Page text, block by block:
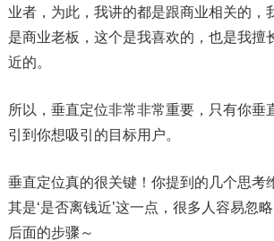
业者，为此，我讲的都是跟商业相关的，
是商业老板，这个是我喜欢的，也是我擅
近的。
所以，垂直定位非常非常重要，只有你垂
引到你想吸引的目标用户。
垂直定位真的很关键！你提到的几个思考
其是‘是否离钱近’这一点，很多人容易忽
后面的步骤～